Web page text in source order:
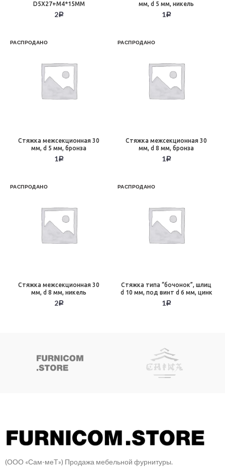
D5X27+M4*15MM
2Р
мм, d 5 мм, никель
1Р
РАСПРОДАНО
Стяжка межсекционная 30
мм, d 5 мм, бронза
1Р
РАСПРОДАНО
Стяжка межсекционная 30
мм, d 8 мм, бронза
1Р
РАСПРОДАНО
Стяжка межсекционная 30
мм, d 8 мм, никель
2Р
РАСПРОДАНО
Стяжка типа “бочонок”, шлиц
d 10 мм, под винт d 6 мм, цинк
1Р
(ООО «Сам-меТ») Продажа мебельной фурнитуры.